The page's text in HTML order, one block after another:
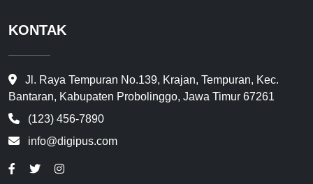
KONTAK
Jl. Raya Tempuran No.139, Krajan, Tempuran, Kec.
Bantaran, Kabupaten Probolinggo, Jawa Timur 67261
(123) 456-7890
info@digipus.com